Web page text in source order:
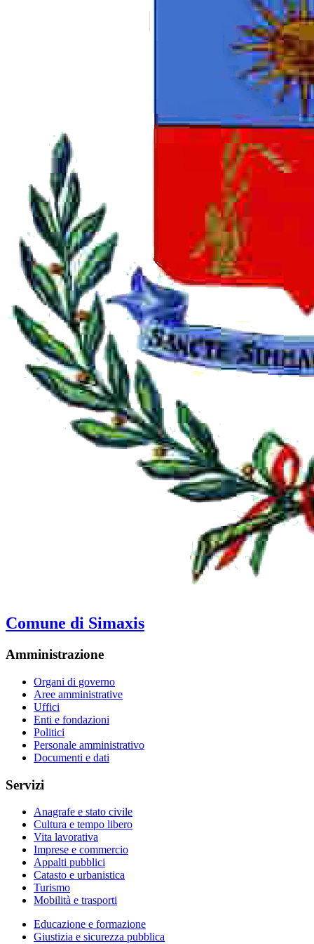
Comune di Simaxis
Amministrazione
Organi di governo
Aree amministrative
Uffici
Enti e fondazioni
Politici
Personale amministrativo
Documenti e dati
Servizi
Anagrafe e stato civile
Cultura e tempo libero
Vita lavorativa
Imprese e commercio
Appalti pubblici
Catasto e urbanistica
Turismo
Mobilità e trasporti
Educazione e formazione
Giustizia e sicurezza pubblica